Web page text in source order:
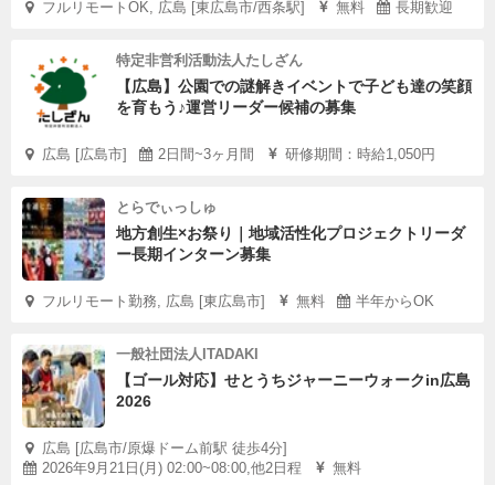
フルリモートOK, 広島 [東広島市/西条駅] 無料 長期歓迎
特定非営利活動法人たしざん
【広島】公園での謎解きイベントで子ども達の笑顔
を育もう♪運営リーダー候補の募集
広島 [広島市] 2日間~3ヶ月間 研修期間：時給1,050円
とらでぃっしゅ
地方創生×お祭り｜地域活性化プロジェクトリーダ
ー長期インターン募集
フルリモート勤務, 広島 [東広島市] 無料 半年からOK
一般社団法人ITADAKI
【ゴール対応】せとうちジャーニーウォークin広島
2026
広島 [広島市/原爆ドーム前駅 徒歩4分]
2026年9月21日(月) 02:00~08:00,他2日程
無料